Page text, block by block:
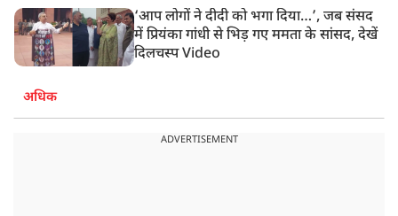
‘आप लोगों ने दीदी को भगा दिया…’, जब संसद
में प्रियंका गांधी से भिड़ गए ममता के सांसद, देखें
दिलचस्प Video
अधिक
ADVERTISEMENT